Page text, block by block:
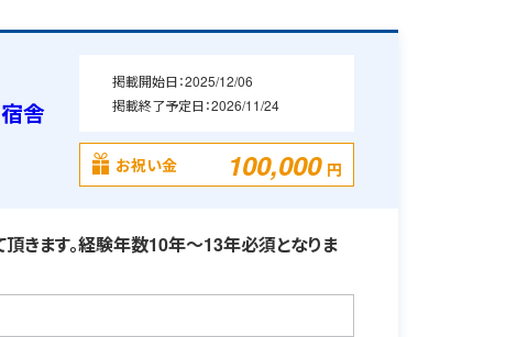
舎
掲載開始日：2025/12/06
掲載終了予定日：2026/11/24
お祝い金 100,000 円
きます。経験年数10年～13年必須となりま